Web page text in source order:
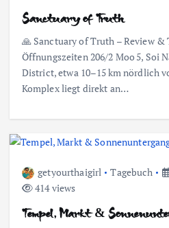
Sanctuary of Truth
🙏 Sanctuary of Truth – Review &
Öffnungszeiten 206/2 Moo 5, Soi
District, etwa 10–15 km nördlich
Komplex liegt direkt an…
getyourthaigirl Tagebuch
414 views
Tempel, Markt &